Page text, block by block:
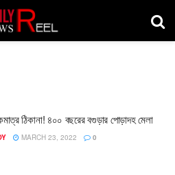
ঠিকানা! ৪০০ বছরের বগুড়ার পোড়াদহ মেলা
MARCH 23, 2022 0